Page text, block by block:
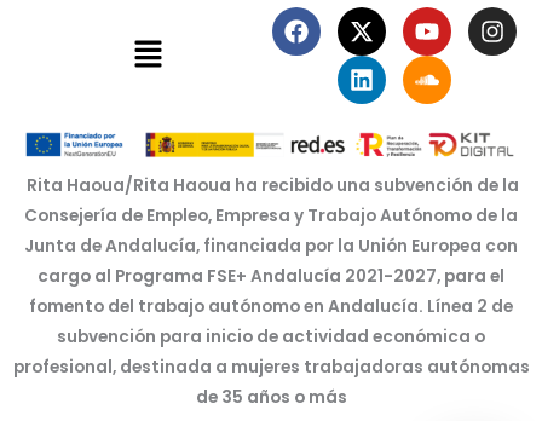
Menú
F
a
c
o
o
k
X
-
t
w
i
t
t
e
r
Y
o
u
t
u
b
e
I
n
s
g
r
a
m
L
i
n
k
e
d
i
n
S
o
u
n
d
c
o
u
d
Rita Haoua/Rita Haoua ha recibido una subvención de la
Consejería de Empleo, Empresa y Trabajo Autónomo de la
Junta de Andalucía, financiada por la Unión Europea con
cargo al Programa FSE+ Andalucía 2021-2027, para el
fomento del trabajo autónomo en Andalucía. Línea 2 de
subvención para inicio de actividad económica o
profesional, destinada a mujeres trabajadoras autónomas
de 35 años o más